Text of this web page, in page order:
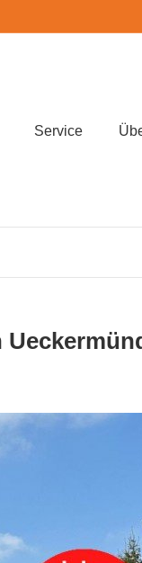
Service